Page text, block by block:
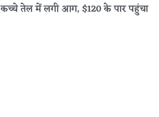
कच्चे तेल में लगी आग, $120 के पार पहुंचा